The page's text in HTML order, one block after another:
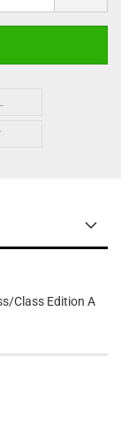
Class Edition A